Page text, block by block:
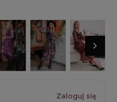
Zaloguj się